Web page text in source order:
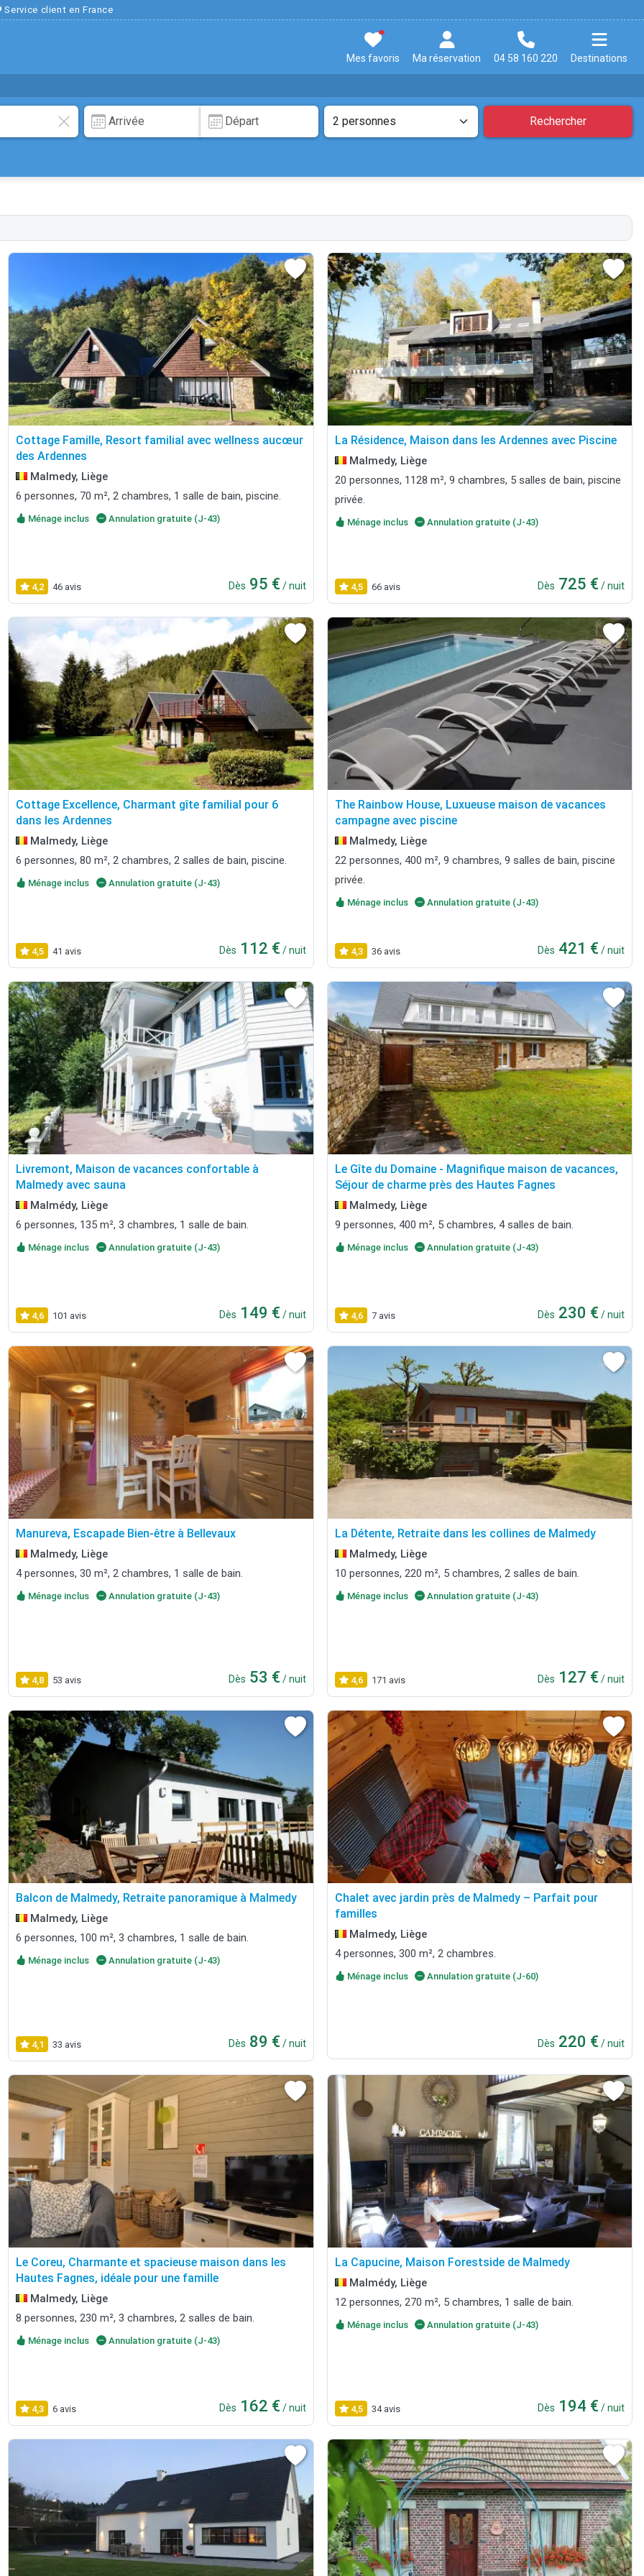
Service client en France
Mes favoris Ma réservation 04 58 160 220 Destinations
Rechercher
Cottage Famille, Resort familial avec wellness aucœur
des Ardennes
Malmedy, Liège
6 personnes, 70 m², 2 chambres, 1 salle de bain, piscine.
Ménage inclus Annulation gratuite (J-43)
4,2 46 avis Dès 95 € / nuit
La Résidence, Maison dans les Ardennes avec Piscine
Malmedy, Liège
20 personnes, 1128 m², 9 chambres, 5 salles de bain, piscine
privée.
Ménage inclus Annulation gratuite (J-43)
4,5 66 avis Dès 725 € / nuit
Cottage Excellence, Charmant gîte familial pour 6
dans les Ardennes
Malmedy, Liège
6 personnes, 80 m², 2 chambres, 2 salles de bain, piscine.
Ménage inclus Annulation gratuite (J-43)
4,5 41 avis Dès 112 € / nuit
The Rainbow House, Luxueuse maison de vacances
campagne avec piscine
Malmedy, Liège
22 personnes, 400 m², 9 chambres, 9 salles de bain, piscine
privée.
Ménage inclus Annulation gratuite (J-43)
4,3 36 avis Dès 421 € / nuit
Livremont, Maison de vacances confortable à
Malmedy avec sauna
Malmédy, Liège
6 personnes, 135 m², 3 chambres, 1 salle de bain.
Ménage inclus Annulation gratuite (J-43)
4,6 101 avis Dès 149 € / nuit
Le Gîte du Domaine - Magnifique maison de vacances,
Séjour de charme près des Hautes Fagnes
Malmedy, Liège
9 personnes, 400 m², 5 chambres, 4 salles de bain.
Ménage inclus Annulation gratuite (J-43)
4,6 7 avis Dès 230 € / nuit
Manureva, Escapade Bien-être à Bellevaux
Malmedy, Liège
4 personnes, 30 m², 2 chambres, 1 salle de bain.
Ménage inclus Annulation gratuite (J-43)
4,8 53 avis Dès 53 € / nuit
La Détente, Retraite dans les collines de Malmedy
Malmedy, Liège
10 personnes, 220 m², 5 chambres, 2 salles de bain.
Ménage inclus Annulation gratuite (J-43)
4,6 171 avis Dès 127 € / nuit
Balcon de Malmedy, Retraite panoramique à Malmedy
Malmedy, Liège
6 personnes, 100 m², 3 chambres, 1 salle de bain.
Ménage inclus Annulation gratuite (J-43)
4,1 33 avis Dès 89 € / nuit
Chalet avec jardin près de Malmedy – Parfait pour
familles
Malmedy, Liège
4 personnes, 300 m², 2 chambres.
Ménage inclus Annulation gratuite (J-60)
Dès 220 € / nuit
Le Coreu, Charmante et spacieuse maison dans les
Hautes Fagnes, idéale pour une famille
Malmedy, Liège
8 personnes, 230 m², 3 chambres, 2 salles de bain.
Ménage inclus Annulation gratuite (J-43)
4,3 6 avis Dès 162 € / nuit
La Capucine, Maison Forestside de Malmedy
Malmédy, Liège
12 personnes, 270 m², 5 chambres, 1 salle de bain.
Ménage inclus Annulation gratuite (J-43)
4,5 34 avis Dès 194 € / nuit